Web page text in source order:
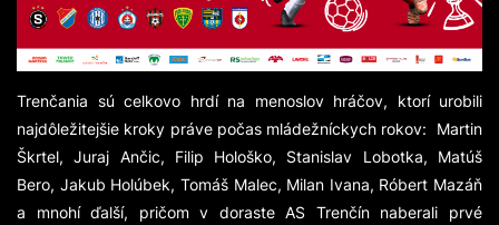
Trenčania sú celkovo hrdí na menoslov hráčov, ktorí urobili
najdôležitejšie kroky práve počas mládežníckych rokov: Martin
Škrtel, Juraj Ančic, Filip Hološko, Stanislav Lobotka, Matúš
Bero, Jakub Holúbek, Tomáš Malec, Milan Ivana, Róbert Mazáň
a mnohí ďalší, pričom v doraste AS Trenčín naberali prvé